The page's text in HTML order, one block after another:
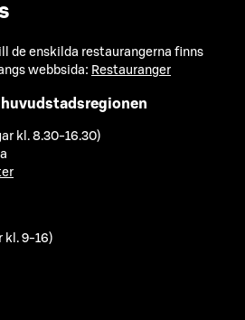
de enskilda restaurangerna finns
webbsida: Restauranger
kl. 8.30-16.30)
kl. 9-16)